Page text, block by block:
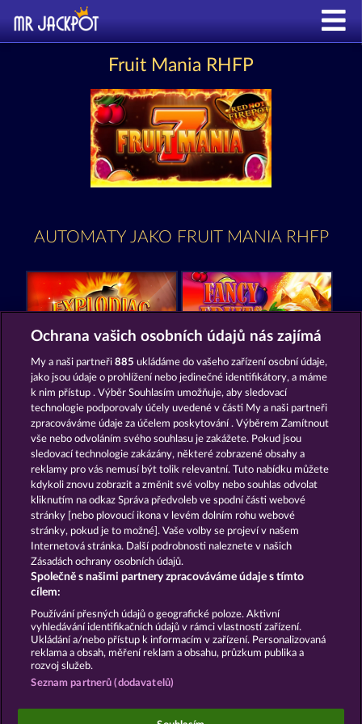
Fruit Mania RHFP
AUTOMATY JAKO FRUIT MANIA RHFP
Explodiac Maxi Play Fancy Fruits RoAR
Fruits First Diamond Treasures 7 Supernova Fruits
Podmínky Prohlášení o Soukromí a Cookies
Kontakt Společnost Časté dotazy
Podat Žádost o Odstoupení
Sociální kasinové hry jsou určeny výhradně k
Ochrana vašich osobních údajů nás zajímá
My a naši partneři885 ukládáme do vašeho zařízení osobní údaje,
jako jsou údaje o prohlížení nebo jedinečné identifikátory, a máme
k nim přístup . Výběr Souhlasím umožňuje, aby sledovací
technologie podporovaly účely uvedené v části My a naši partneři
zpracováváme údaje za účelem poskytování . Výběrem Zamítnout
vše nebo odvoláním svého souhlasu je zakážete. Pokud jsou
sledovací technologie zakázány, některé zobrazené obsahy a
reklamy pro vás nemusí být tolik relevantní. Tuto nabídku můžete
kdykoli znovu zobrazit a změnit své volby nebo souhlas odvolat
kliknutím na odkaz Správa předvoleb ve spodní části webové
stránky [nebo plovoucí ikona v levém dolním rohu webové
stránky, pokud je to možné]. Vaše volby se projeví v našem
Internetová stránka. Další podrobnosti naleznete v našich
Zásadách ochrany osobních údajů.
Společně s našimi partnery zpracováváme údaje s tímto
cílem:
Používání přesných údajů o geografické poloze. Aktivní
vyhledávání identifikačních údajů v rámci vlastností zařízení.
Ukládání a/nebo přístup k informacím v zařízení. Personalizovaná
reklama a obsah, měření reklam a obsahu, průzkum publika a
rozvoj služeb.
Seznam partnerů (dodavatelů)